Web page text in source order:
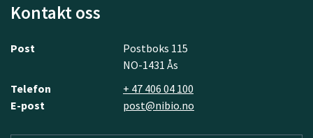
Kontakt oss
Post
Postboks 115
NO-1431 Ås
Telefon
+ 47 406 04 100
E-post
post@nibio.no